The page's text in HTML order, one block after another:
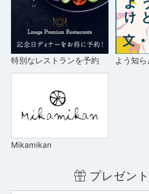
特別なレストランを予約 よう知
Mikamikan
プレゼント